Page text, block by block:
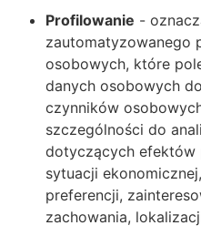
Profilowanie -
zautomatyzowanego
osobowych, które
danych osobowych
czynników
szczególności do
dotyczących efektów
sytuacji
preferencji,
zachowania,